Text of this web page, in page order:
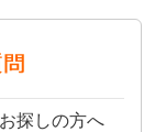
探しの方へ